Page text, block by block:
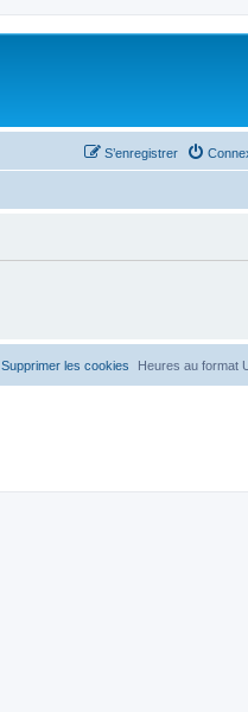
S’enregistrer
Heures au format
Supprimer les cookies